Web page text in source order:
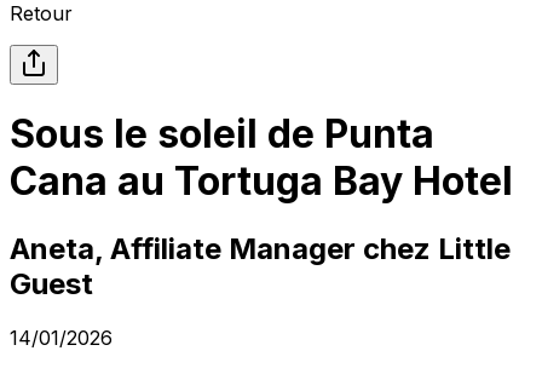
Retour
Sous le soleil de Punta
Cana au Tortuga Bay Hotel
Aneta, Affiliate Manager chez Little
Guest
14/01/2026